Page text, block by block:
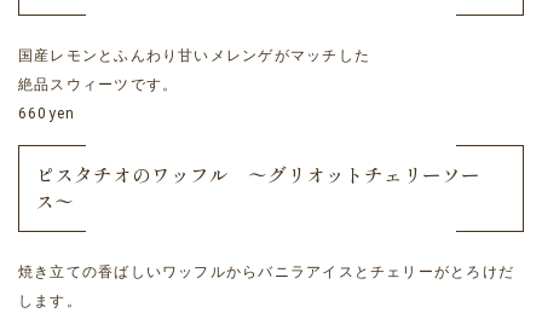
国産レモンとふんわり甘いメレンゲがマッチした
絶品スウィーツです。
660yen
ピスタチオのワッフル 〜グリオットチェリーソー
ス〜
焼き立ての香ばしいワッフルからバニラアイスとチェリーがとろけだ
します。